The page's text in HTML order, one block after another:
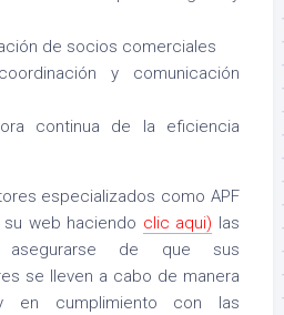
de socios comerciales
y comunicación
continua de la eficiencia
especializados como APF
web haciendo clic aqui) las
asegurarse de que sus
se lleven a cabo de manera
en cumplimiento con las